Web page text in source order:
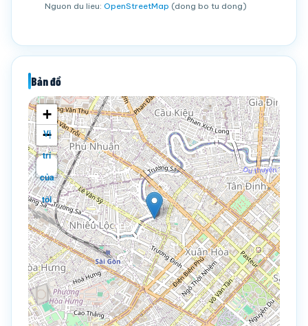
Nguon du lieu: OpenStreetMap (dong bo tu dong)
Bản đồ
+
−
Vị
trí
của
tôi